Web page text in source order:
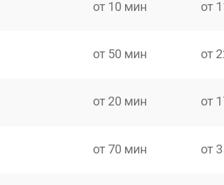
от 10 мин от
от 50 мин от
от 20 мин от
от 70 мин от